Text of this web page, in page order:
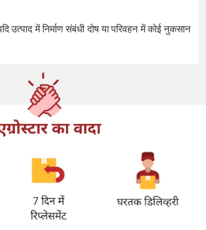
उत्पाद में निर्माण संबंधी दोष या परिवहन में कोई नुकसान